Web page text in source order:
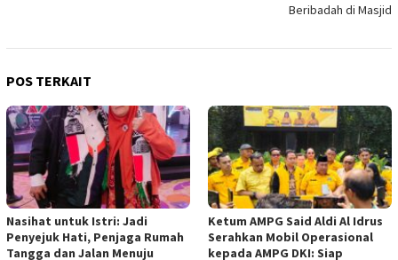
Beribadah di Masjid
POS TERKAIT
Nasihat untuk Istri: Jadi
Penyejuk Hati, Penjaga Rumah
Tangga dan Jalan Menuju
Ketum AMPG Said Aldi Al Idrus
Serahkan Mobil Operasional
kepada AMPG DKI: Siap